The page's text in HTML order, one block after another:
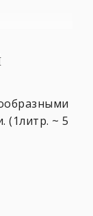
(1литр. ~ 5